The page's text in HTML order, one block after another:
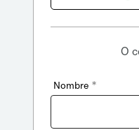
O
Nombre *